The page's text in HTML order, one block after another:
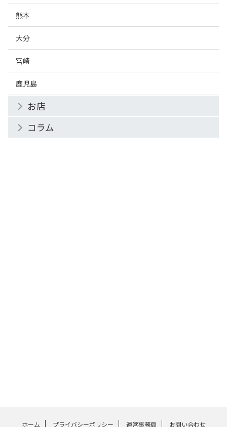
熊本
大分
宮崎
鹿児島
お店
コラム
ホーム プライバシーポリシー 運営事務局 お問い合わせ